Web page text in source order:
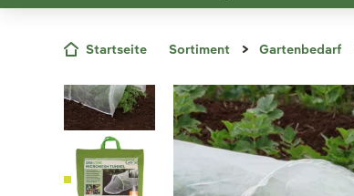
Startseite Sortiment Gartenbedarf